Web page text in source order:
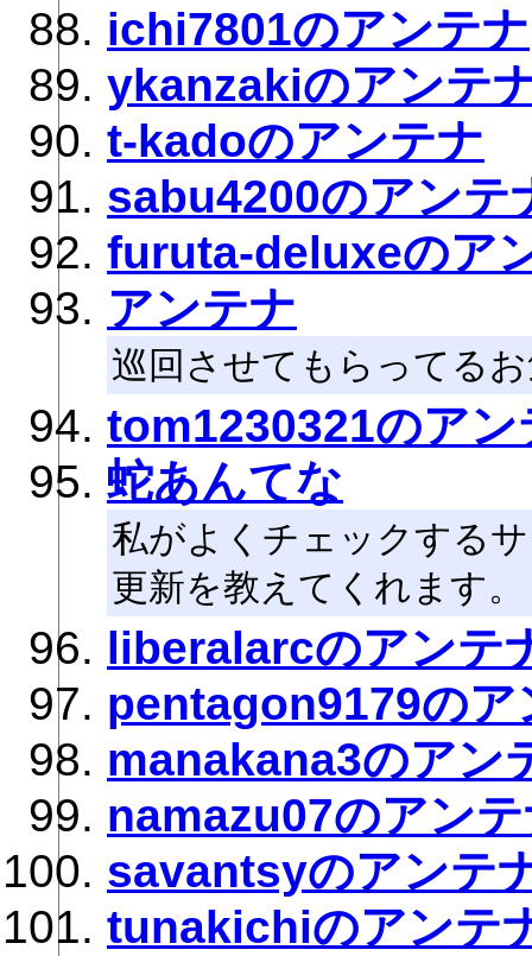
ichi7801のアンテナ
ykanzakiのアンテ
t-kadoのアンテナ
sabu4200のアンテ
furuta-deluxeのア
アンテナ
巡回させてもらってる
tom1230321のアン
蛇あんてな
私がよくチェックする
更新を教えてくれます。
liberalarcのアンテ
pentagon9179のア
manakana3のアン
namazu07のアン
savantsyのアンテ
tunakichiのアンテ